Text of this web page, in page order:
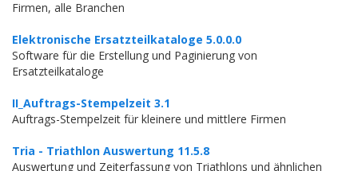
Firmen, alle Branchen
Elektronische Ersatzteilkataloge 5.0.0.0
Software für die Erstellung und Paginierung von
Ersatzteilkataloge
II_Auftrags-Stempelzeit 3.1
Auftrags-Stempelzeit für kleinere und mittlere Firmen
Tria - Triathlon Auswertung 11.5.8
Auswertung und Zeiterfassung von Triathlons und ähnlichen